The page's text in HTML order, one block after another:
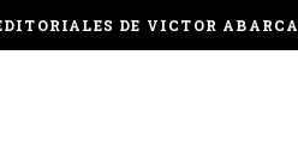
DE VICTOR ABARCA